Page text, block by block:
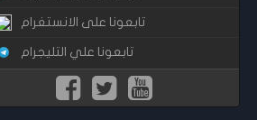
تابعونا على الانستغرام
تابعونا علي التليجرام